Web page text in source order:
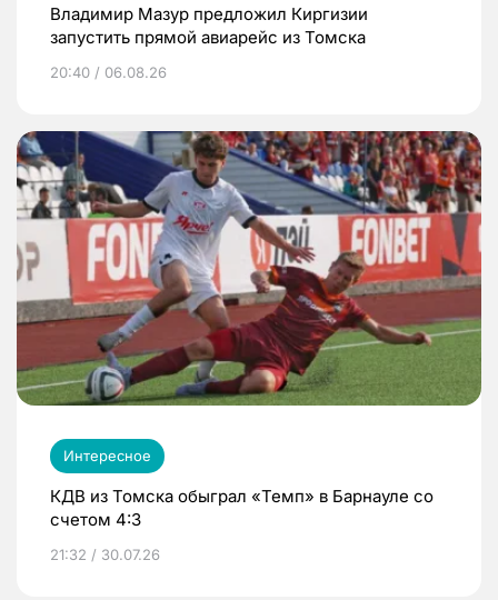
Владимир Мазур предложил Киргизии
запустить прямой авиарейс из Томска
20:40 / 06.08.26
Интересное
КДВ из Томска обыграл «Темп» в Барнауле со
счетом 4:3
21:32 / 30.07.26